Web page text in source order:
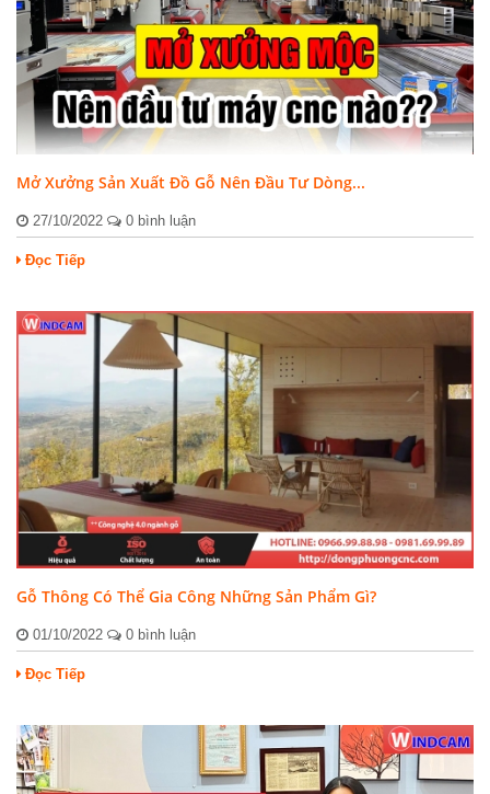
Mở Xưởng Sản Xuất Đồ Gỗ Nên Đầu Tư Dòng...
27/10/2022 0 bình luận
Đọc Tiếp
Gỗ Thông Có Thể Gia Công Những Sản Phẩm Gì?
01/10/2022 0 bình luận
Đọc Tiếp